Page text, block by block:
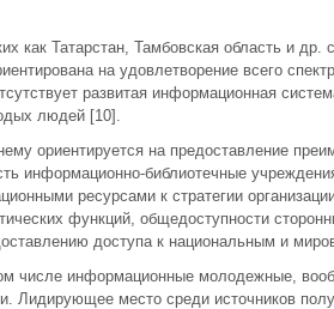
как Татарстан, Тамбовская область и
на удовлетворение всего
развитая информационная
людей [10].
ориентируется на предоставление
информационно-библиотечные
ресурсами к стратегии
функций, общедоступности
доступа к национальным и
числе информационные молодежные,
Лидирующее место среди источников